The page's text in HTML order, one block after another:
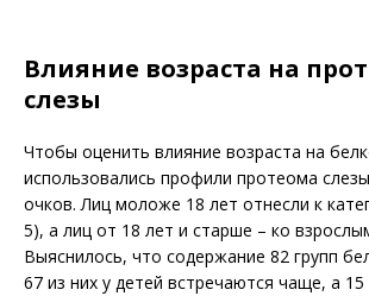
Влияние возраста на
слезы
Чтобы оценить влияние возраста на
использовались профили протеома
очков. Лиц моложе 18 лет отнесли к
5), а лиц от 18 лет и старше – ко
Выяснилось, что содержание 82 групп
67 из них у детей встречаются чаще, а